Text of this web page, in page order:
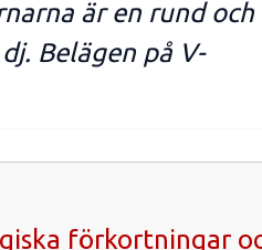
är en rund och
Belägen på V-
förkortningar